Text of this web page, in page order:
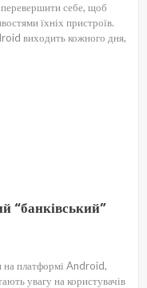
себе, щоб
їхніх пристроїв.
виходить кожного дня,
“банківський”
на платформі Android,
увагу на користувачів